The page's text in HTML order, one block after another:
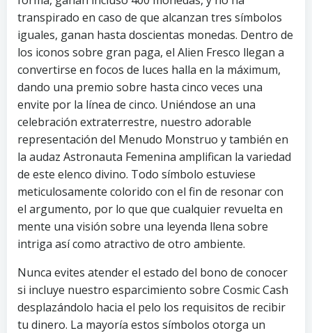
transpirado en caso de que alcanzan tres símbolos
iguales, ganan hasta doscientas monedas. Dentro de
los iconos sobre gran paga, el Alien Fresco llegan a
convertirse en focos de luces halla en la máximum,
dando una premio sobre hasta cinco veces una
envite por la línea de cinco. Uniéndose an una
celebración extraterrestre, nuestro adorable
representación del Menudo Monstruo y también en
la audaz Astronauta Femenina amplifican la variedad
de este elenco divino. Todo símbolo estuviese
meticulosamente colorido con el fin de resonar con
el argumento, por lo que que cualquier revuelta en
mente una visión sobre una leyenda llena sobre
intriga así­ como atractivo de otro ambiente.
Nunca evites atender el estado del bono de conocer
si incluye nuestro esparcimiento sobre Cosmic Cash
desplazándolo hacia el pelo los requisitos de recibir
tu dinero. La mayorí­a estos símbolos otorga un